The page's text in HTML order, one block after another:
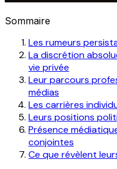
Sommaire
Les rumeurs
La discrétion
vie privée
Leur parcours
médias
Les carrières
Leurs positions
Présence
conjointes
Ce que révèlent